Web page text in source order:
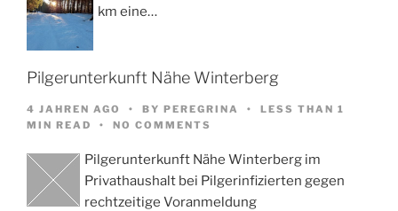
km eine…
Pilgerunterkunft Nähe Winterberg
4 JAHREN AGO BY PEREGRINA
LESS THAN 1
MIN READ
NO COMMENTS
Pilgerunterkunft Nähe Winterberg im
Privathaushalt bei Pilgerinfizierten gegen
rechtzeitige Voranmeldung